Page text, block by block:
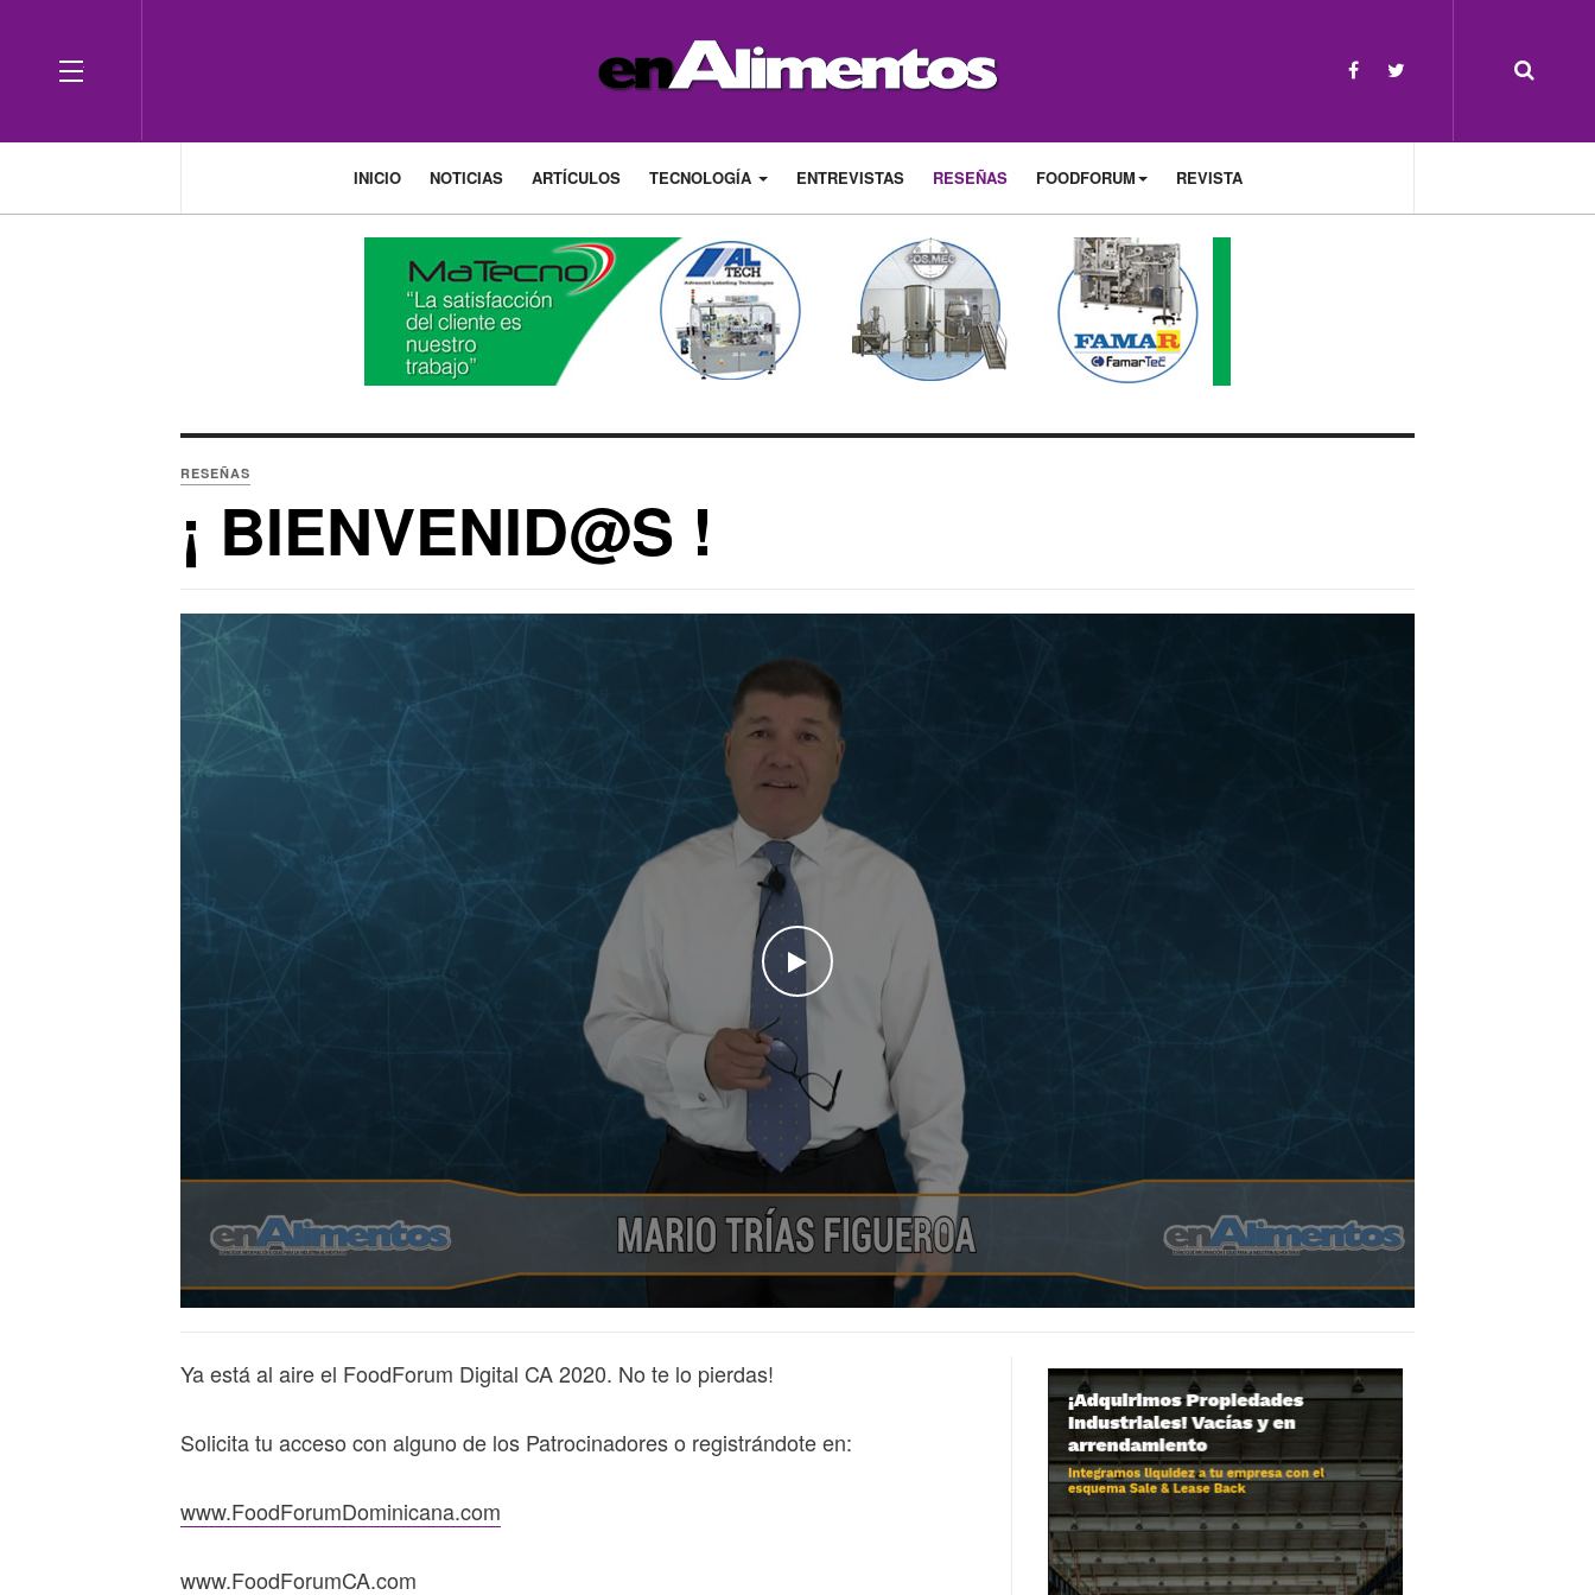
OFF CANVAS
INICIO NOTICIAS ARTÍCULOS TECNOLOGÍA ENTREVISTAS RESEÑAS FOODFORUM REVISTA
RESEÑAS
¡ BIENVENID@S !
WATCH THE VIDEO
Ya está al aire el FoodForum Digital CA 2020. No te lo pierdas!
Solicita tu acceso con alguno de los Patrocinadores o registrándote en:
www.FoodForumDominicana.com
www.FoodForumCA.com